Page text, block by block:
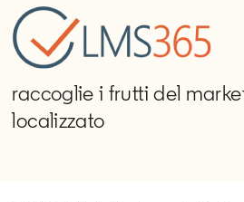
raccoglie i frutti del
localizzato